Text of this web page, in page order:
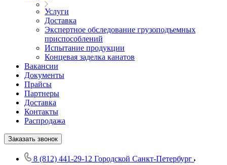
Услуги
Доставка
Экспертное обследование грузоподъемных
приспособлений
Испытание продукции
Концевая заделка канатов
Вакансии
Документы
Прайсы
Партнеры
Доставка
Контакты
Распродажа
Заказать звонок
8 (812) 441-29-12 Городской Санкт-Петербург